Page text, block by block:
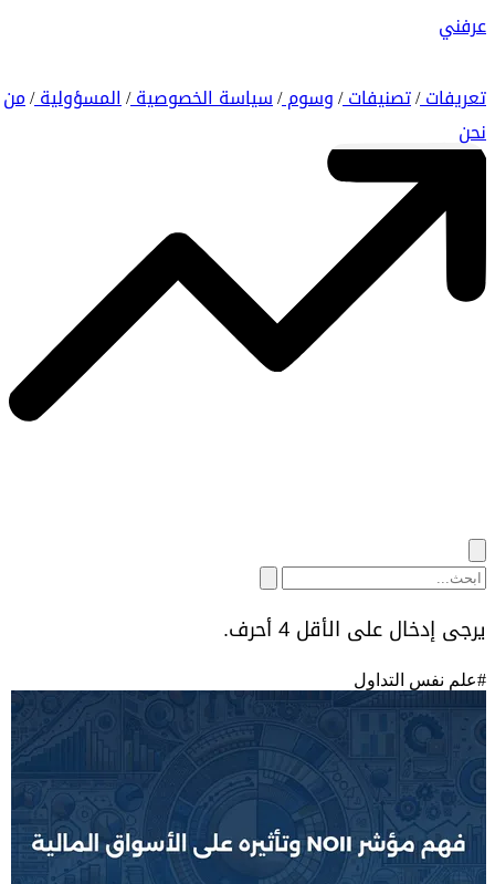
عرفني
تعريفات/ تصنيفات/ وسوم/ سياسة الخصوصية/ المسؤولية/ من
نحن
يرجى إدخال على الأقل 4 أحرف.
#علم نفس التداول